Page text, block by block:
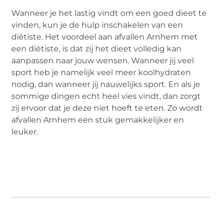
Wanneer je het lastig vindt om een goed dieet te
vinden, kun je de hulp inschakelen van een
diëtiste. Het voordeel aan afvallen Arnhem met
een diëtiste, is dat zij het dieet volledig kan
aanpassen naar jouw wensen. Wanneer jij veel
sport heb je namelijk veel meer koolhydraten
nodig, dan wanneer jij nauwelijks sport. En als je
sommige dingen echt heel vies vindt, dan zorgt
zij ervoor dat je deze niet hoeft te eten. Zo wordt
afvallen Arnhem een stuk gemakkelijker en
leuker.